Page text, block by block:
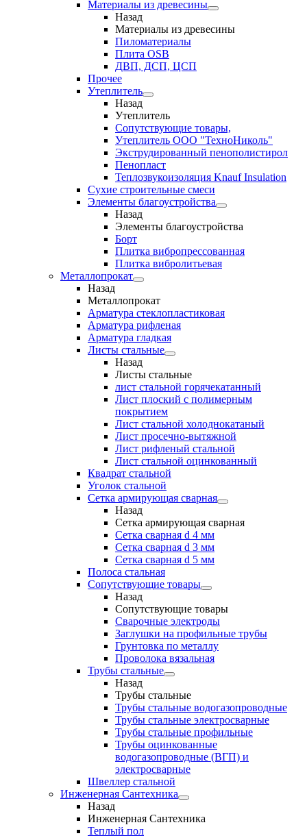
Материалы из древесины
Назад
Материалы из древесины
Пиломатериалы
Плита OSB
ДВП, ДСП, ЦСП
Прочее
Утеплитель
Назад
Утеплитель
Сопутствующие товары,
Утеплитель ООО "ТехноНиколь"
Экструдированный пенополистирол
Пенопласт
Теплозвукоизоляция Knauf Insulation
Сухие строительные смеси
Элементы благоустройства
Назад
Элементы благоустройства
Борт
Плитка вибропрессованная
Плитка вибролитьевая
Металлопрокат
Назад
Металлопрокат
Арматура стеклопластиковая
Арматура рифленая
Арматура гладкая
Листы стальные
Назад
Листы стальные
лист стальной горячекатанный
Лист плоский с полимерным
покрытием
Лист стальной холоднокатаный
Лист просечно-вытяжной
Лист рифленый стальной
Лист стальной оцинкованный
Квадрат стальной
Уголок стальной
Сетка армирующая сварная
Назад
Сетка армирующая сварная
Сетка сварная d 4 мм
Сетка сварная d 3 мм
Сетка сварная d 5 мм
Полоса стальная
Сопутствующие товары
Назад
Сопутствующие товары
Сварочные электроды
Заглушки на профильные трубы
Грунтовка по металлу
Проволока вязальная
Трубы стальные
Назад
Трубы стальные
Трубы стальные водогазопроводные
Трубы стальные электросварные
Трубы стальные профильные
Трубы оцинкованные
водогазопроводные (ВГП) и
электросварные
Швеллер стальной
Инженерная Сантехника
Назад
Инженерная Сантехника
Теплый пол